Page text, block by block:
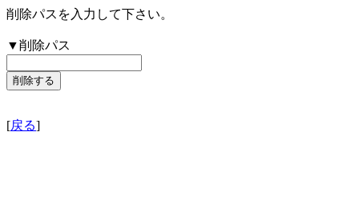
削除パスを入力して下さい。
▼削除パス
[戻る]